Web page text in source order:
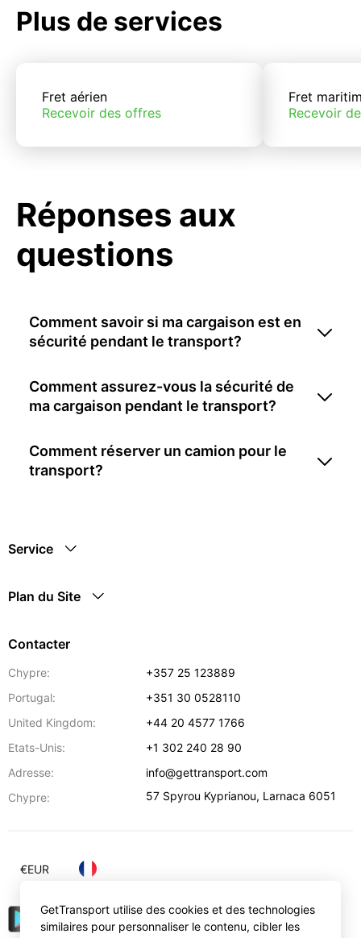
Plus de services
Fret aérien
Recevoir des offres
Fret
Recevoir
Réponses aux
questions
Comment savoir si ma cargaison est en
sécurité pendant le transport?
Comment assurez-vous la sécurité de
ma cargaison pendant le transport?
Comment réserver un camion pour le
transport?
Service
Plan du Site
Contacter
Chypre:
+357 25 123889
Portugal:
+351 30 0528110
United Kingdom:
+44 20 4577 1766
Etats-Unis:
+1 302 240 28 90
Adresse:
info@gettransport.com
Chypre:
57 Spyrou Kyprianou, Larnaca 6051
€EUR
GetTransport utilise des cookies et des technologies
similaires pour personnaliser le contenu, cibler les